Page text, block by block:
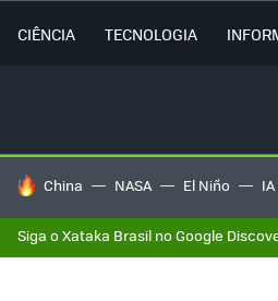
CIÊNCIA TECNOLOGIA
TENDÊNCIAS DO DIA
China NASA El Niño IA
Siga o Xataka Brasil no Google